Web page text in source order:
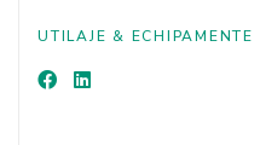
UTILAJE & ECHIPAMENTE